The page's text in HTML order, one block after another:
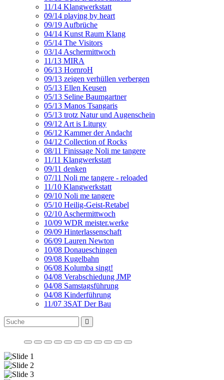
11/14 Klangwerkstatt
09/14 playing by heart
09/19 Aufbrüche
04/14 Kunst Raum Klang
05/14 The Visitors
03/14 Aschermittwoch
11/13 MIRA
06/13 HornroH
09/13 zeigen verhüllen verbergen
05/13 Ellen Keusen
05/13 Seline Baumgartner
05/13 Manos Tsangaris
05/13 trotz Natur und Augenschein
09/12 Art is Liturgy
06/12 Kammer der Andacht
04/12 Collection of Rocks
08/11 Finissage Noli me tangere
11/11 Klangwerkstatt
09/11 denken
07/11 Noli me tangere - reloaded
11/10 Klangwerkstatt
09/10 Noli me tangere
05/10 Heilig-Geist-Retabel
02/10 Aschermittwoch
10/09 WDR meister.werke
09/09 Hinterlassenschaft
06/09 Lauren Newton
10/08 Donaueschingen
09/08 Kugelbahn
06/08 Kolumba singt!
04/08 Verabschiedung JMP
04/08 Samstagsführung
04/08 Kinderführung
11/07 3SAT Der Bau